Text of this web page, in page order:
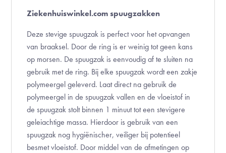
Ziekenhuiswinkel.com spuugzakken
Deze stevige spuugzak is perfect voor het opvangen
van braaksel. Door de ring is er weinig tot geen kans
op morsen. De spuugzak is eenvoudig af te sluiten na
gebruik met de ring. Bij elke spuugzak wordt een zakje
polymeergel geleverd. Laat direct na gebruik de
polymeergel in de spuugzak vallen en de vloeistof in
de spuugzak stolt binnen 1 minuut tot een stevigere
geleiachtige massa. Hierdoor is gebruik van een
spuugzak nog hygiënischer, veiliger bij potentieel
besmet vloeistof. Door middel van de afmetingen op